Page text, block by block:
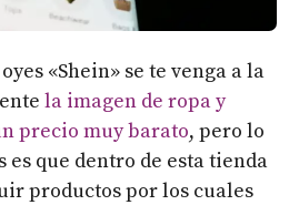
«Shein» se te venga a la
la imagen de ropa y
precio muy barato, pero lo
es que dentro de esta tienda
productos por los cuales